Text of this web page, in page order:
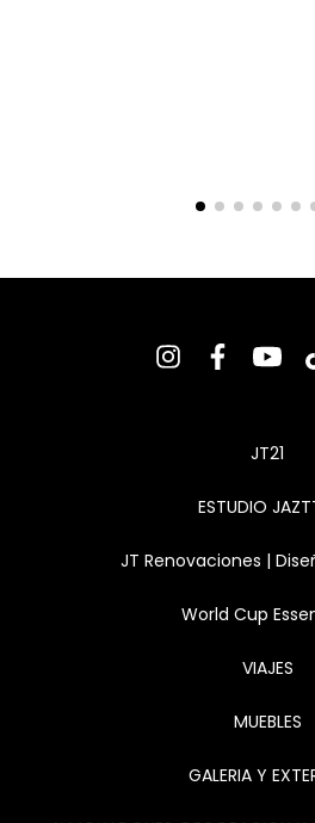
JT21
ESTUDIO
JT Renovaciones |
World Cup
VIAJES
MUEBLES
GALERIA Y